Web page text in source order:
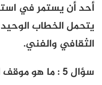
أحد أن يستمر في
يتحمل الخطاب
الثقافي والفني.
سؤال 5 : ما
هو موقف